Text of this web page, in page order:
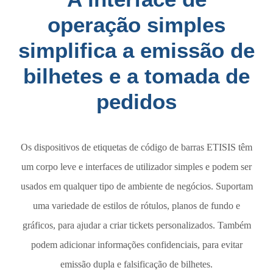
operação simples
simplifica a emissão de
bilhetes e a tomada de
pedidos
Os dispositivos de etiquetas de código de barras ETISIS têm
um corpo leve e interfaces de utilizador simples e podem ser
usados em qualquer tipo de ambiente de negócios. Suportam
uma variedade de estilos de rótulos, planos de fundo e
gráficos, para ajudar a criar tickets personalizados. Também
podem adicionar informações confidenciais, para evitar
emissão dupla e falsificação de bilhetes.